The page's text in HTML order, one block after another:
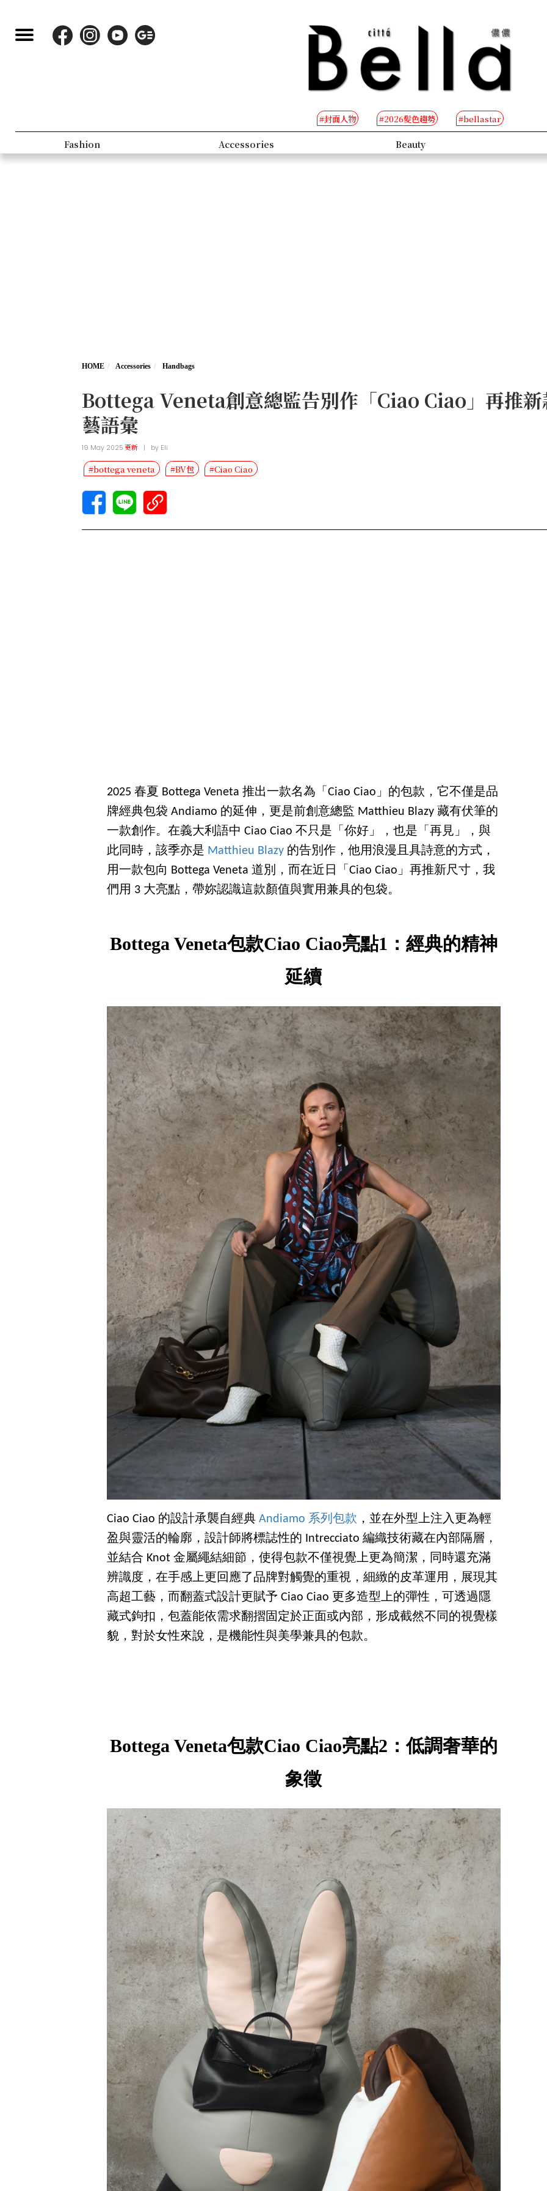
#封面人物 #2026髮色趨勢 #bellastar
Fashion Accessories Beauty
HOME Accessories Handbags
Bottega Veneta創意總監告別作「Ciao Ciao」再推新
藝語彙
19 May 2025更新 | by Eli
#bottega veneta #BV包 #Ciao Ciao
2025 春夏 Bottega Veneta 推出一款名為「Ciao Ciao」的包款，它不僅是品
牌經典包袋 Andiamo 的延伸，更是前創意總監 Matthieu Blazy 藏有伏筆的
一款創作。在義大利語中 Ciao Ciao 不只是「你好」，也是「再見」，與
此同時，該季亦是 Matthieu Blazy的告別作，他用浪漫且具詩意的方式，
用一款包向 Bottega Veneta 道別，而在近日「Ciao Ciao」再推新尺寸，我
們用 3 大亮點，帶妳認識這款顏值與實用兼具的包袋。
Bottega Veneta包款Ciao Ciao亮點1：經典的精神
延續
Ciao Ciao 的設計承襲自經典Andiamo 系列包款 ，並在外型上注入更為輕
盈與靈活的輪廓，設計師將標誌性的 Intrecciato 編織技術藏在內部隔層，
並結合 Knot 金屬繩結細節，使得包款不僅視覺上更為簡潔，同時還充滿
辨識度，在手感上更回應了品牌對觸覺的重視，細緻的皮革運用，展現其
高超工藝，而翻蓋式設計更賦予 Ciao Ciao 更多造型上的彈性，可透過隱
藏式鉤扣，包蓋能依需求翻摺固定於正面或內部，形成截然不同的視覺樣
貌，對於女性來說，是機能性與美學兼具的包款。
Bottega Veneta包款Ciao Ciao亮點2：低調奢華的
象徵